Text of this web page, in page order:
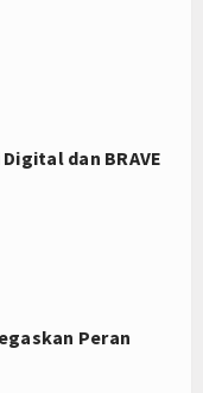
dan BRAVE
Peran